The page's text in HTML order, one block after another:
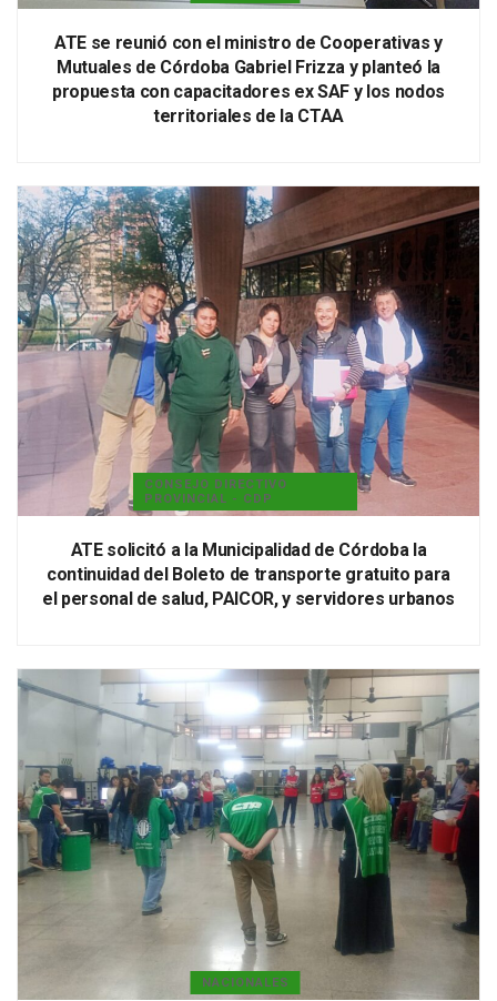
ATE se reunió con el ministro de Cooperativas y
Mutuales de Córdoba Gabriel Frizza y planteó la
propuesta con capacitadores ex SAF y los nodos
territoriales de la CTAA
CONSEJO DIRECTIVO
PROVINCIAL - CDP
ATE solicitó a la Municipalidad de Córdoba la
continuidad del Boleto de transporte gratuito para
el personal de salud, PAICOR, y servidores urbanos
NACIONALES